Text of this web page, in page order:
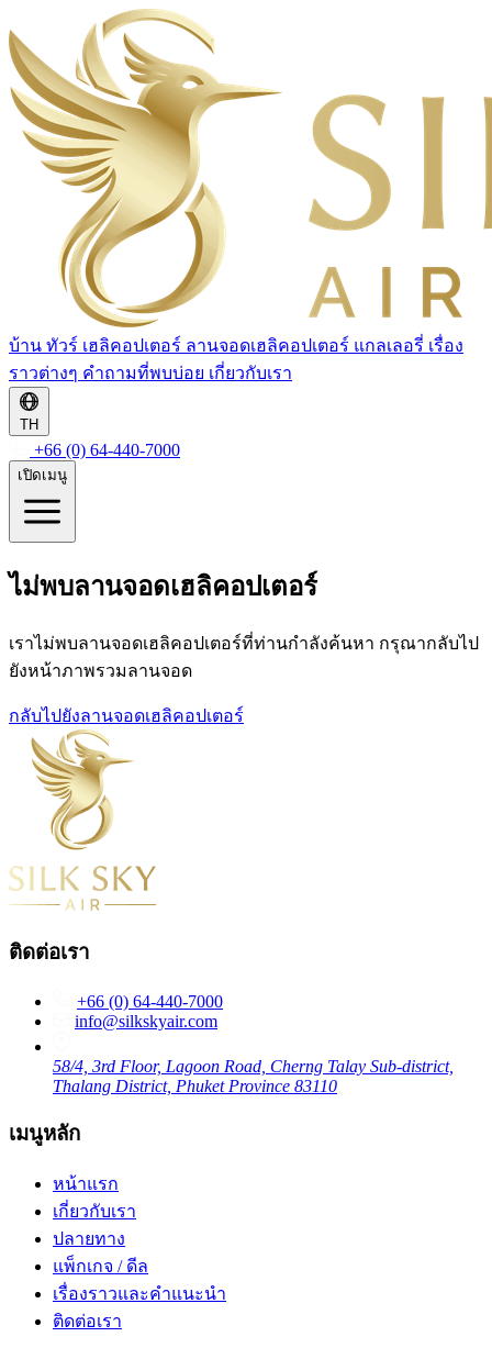
บ้าน ทัวร์ เฮลิคอปเตอร์ ลานจอดเฮลิคอปเตอร์ แกลเลอรี่ เรื่อง
ราวต่างๆ คำถามที่พบบ่อย เกี่ยวกับเรา
TH
+66 (0) 64-440-7000
เปิดเมนู
ไม่พบลานจอดเฮลิคอปเตอร์
เราไม่พบลานจอดเฮลิคอปเตอร์ที่ท่านกำลังค้นหา กรุณากลับไป
ยังหน้าภาพรวมลานจอด
กลับไปยังลานจอดเฮลิคอปเตอร์
ติดต่อเรา
+66 (0) 64-440-7000
info@silkskyair.com
58/4, 3rd Floor, Lagoon Road, Cherng Talay Sub-district,
Thalang District, Phuket Province 83110
เมนูหลัก
หน้าแรก
เกี่ยวกับเรา
ปลายทาง
แพ็กเกจ / ดีล
เรื่องราวและคำแนะนำ
ติดต่อเรา